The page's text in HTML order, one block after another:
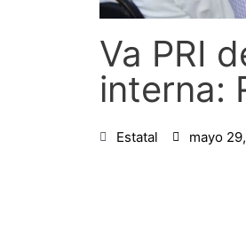
Va PRI
interna:
Estatal mayo